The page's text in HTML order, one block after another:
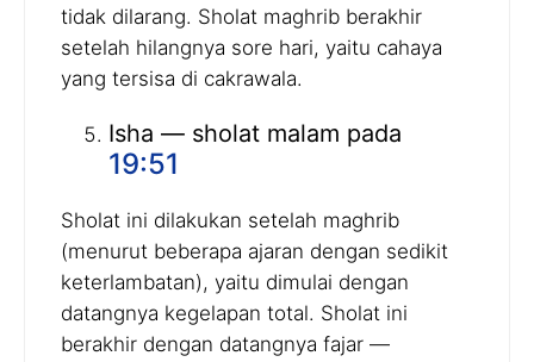
tidak dilarang. Sholat maghrib berakhir
setelah hilangnya sore hari, yaitu cahaya
yang tersisa di cakrawala.
Isha — sholat malam pada
19:51
Sholat ini dilakukan setelah maghrib
(menurut beberapa ajaran dengan sedikit
keterlambatan), yaitu dimulai dengan
datangnya kegelapan total. Sholat ini
berakhir dengan datangnya fajar —